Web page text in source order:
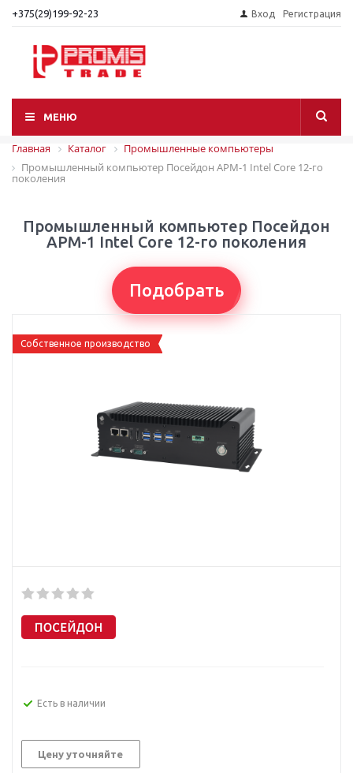
+375(29)199-92-23 Вход Регистрация
МЕНЮ
Главная Каталог
Промышленные компьютеры
Промышленный компьютер Посейдон АРМ-1 Intel Core 12-го
поколения
Промышленный компьютер Посейдон
АРМ-1 Intel Core 12-го поколения
Подобрать
Собственное производство
Есть в наличии
Цену уточняйте